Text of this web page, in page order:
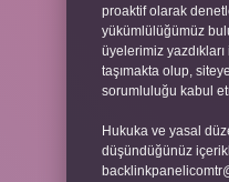
proaktif olarak
yükümlülüğümüz
üyelerimiz
taşımakta olup,
sorumluluğu kabul
Hukuka ve yasal
düşündüğünüz